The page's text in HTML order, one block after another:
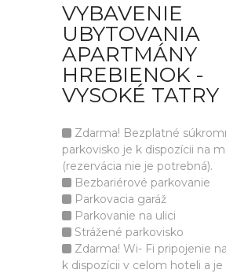
VYBAVENIE
UBYTOVANIA
APARTMÁNY
HREBIENOK -
VYSOKÉ TATRY
Zdarma! Bezplatné
parkovisko je k dispozícii na
(rezervácia nie je potrebná).
Bezbariérové parkovanie
Parkovacia garáž
Parkovanie na ulici
Strážené parkovisko
Zdarma! Wi- Fi pripojenie
k dispozícii v celom hoteli a